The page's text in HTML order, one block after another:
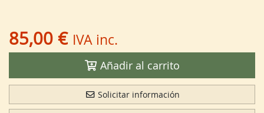
85,00 € IVA inc.
Añadir al carrito
Solicitar información